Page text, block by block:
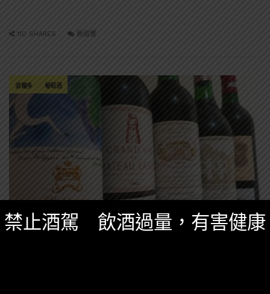
110 SHARES 無迴響
波爾多 葡萄酒
禁止酒駕 飲酒過量，有害健康